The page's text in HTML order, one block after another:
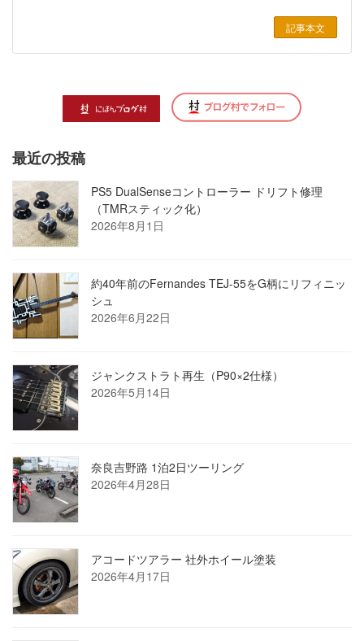
記事本文
最近の投稿
PS5 DualSenseコントローラー ドリフト修理
（TMRスティック化）
2026年8月1日
約40年前のFernandes TEJ-55をG柄にリフィニッ
シュ
2026年6月22日
ジャンクストラト再生（P90×2仕様）
2026年5月14日
奈良吉野路 1泊2日ツーリング
2026年4月28日
アコードツアラー 社外ホイール塗装
2026年4月17日